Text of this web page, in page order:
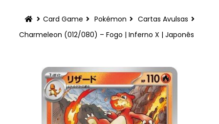
Card Game Pokémon
Cartas Avulsas
Charmeleon (012/080) – Fogo | Inferno X | Japonês